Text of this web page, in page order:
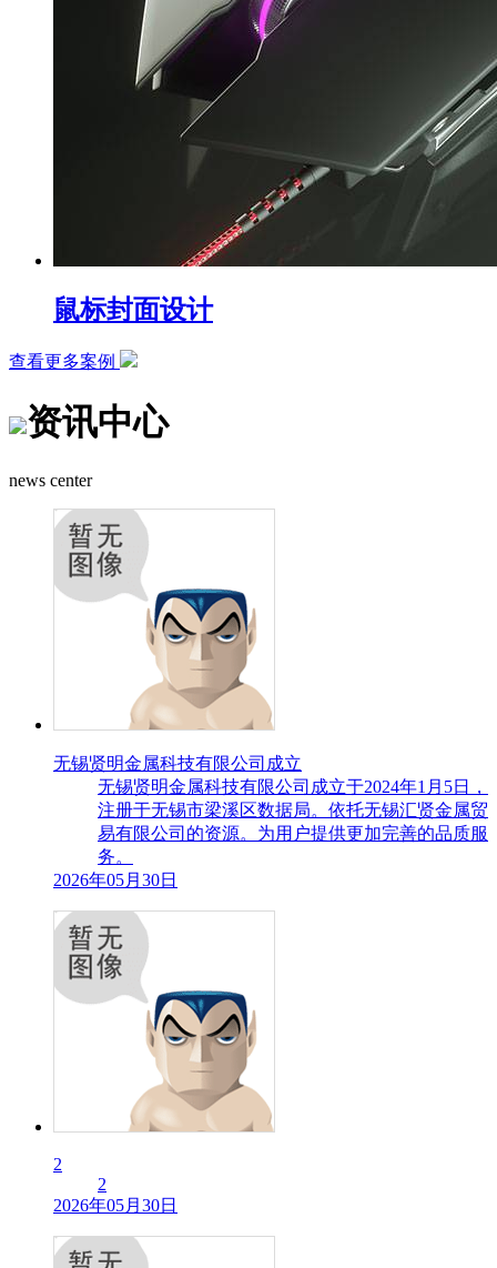
鼠标封面设计
查看更多案例
资讯中心
news center
无锡贤明金属科技有限公司成立
无锡贤明金属科技有限公司成立于2024年1月5日，
注册于无锡市梁溪区数据局。依托无锡汇贤金属贸
易有限公司的资源。为用户提供更加完善的品质服
务。
2026年05月30日
2
2
2026年05月30日